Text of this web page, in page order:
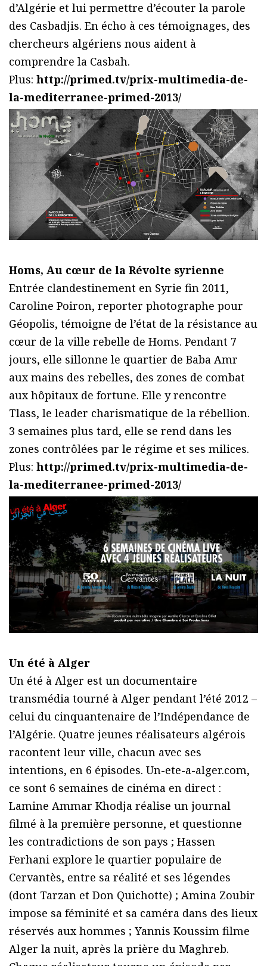
d’Algérie et lui permettre d’écouter la parole
des Casbadjis. En écho à ces témoignages, des
chercheurs algériens nous aident à
comprendre la Casbah.
Plus: http://primed.tv/prix-multimedia-de-
la-mediterranee-primed-2013/
Homs, Au cœur de la Révolte syrienne
Entrée clandestinement en Syrie fin 2011,
Caroline Poiron, reporter photographe pour
Géopolis, témoigne de l’état de la résistance au
cœur de la ville rebelle de Homs. Pendant 7
jours, elle sillonne le quartier de Baba Amr
aux mains des rebelles, des zones de combat
aux hôpitaux de fortune. Elle y rencontre
Tlass, le leader charismatique de la rébellion.
3 semaines plus tard, elle se rend dans les
zones contrôlées par le régime et ses milices.
Plus: http://primed.tv/prix-multimedia-de-
la-mediterranee-primed-2013/
Un été à Alger
Un été à Alger est un documentaire
transmédia tourné à Alger pendant l’été 2012 –
celui du cinquantenaire de l’Indépendance de
l’Algérie. Quatre jeunes réalisateurs algérois
racontent leur ville, chacun avec ses
intentions, en 6 épisodes. Un-ete-a-alger.com,
ce sont 6 semaines de cinéma en direct :
Lamine Ammar Khodja réalise un journal
filmé à la première personne, et questionne
les contradictions de son pays ; Hassen
Ferhani explore le quartier populaire de
Cervantès, entre sa réalité et ses légendes
(dont Tarzan et Don Quichotte) ; Amina Zoubir
impose sa féminité et sa caméra dans des lieux
réservés aux hommes ; Yannis Koussim filme
Alger la nuit, après la prière du Maghreb.